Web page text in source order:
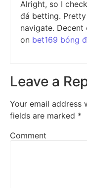
Alright, so I
đá betting.
navigate. Decent
on bet169 bóng
Leave a
Your email address
fields are marked *
Comment